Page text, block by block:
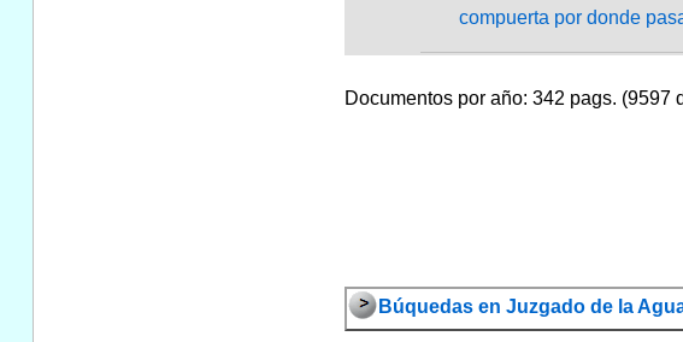
compuerta por donde
Documentos por año: 342 pags. (9597
Búquedas en Juzgado de la